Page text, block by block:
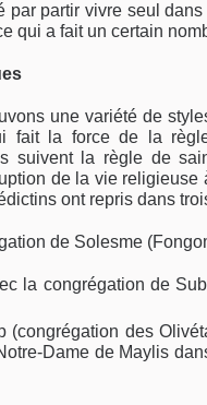
par partir vivre seul
qui a fait un certain
une variété de
fait la force de la
suivent la règle de
de la vie
ont repris dans
de Solesme
la congrégation de
(congrégation des
Dame de Maylis